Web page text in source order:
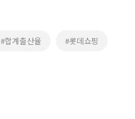
#합계출산율 #롯데쇼핑